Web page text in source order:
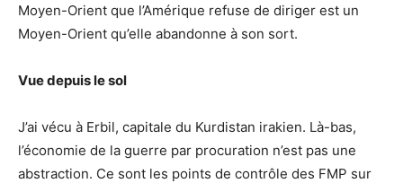
Moyen-Orient que l’Amérique refuse de diriger est un
Moyen-Orient qu’elle abandonne à son sort.
Vue depuis le sol
J’ai vécu à Erbil, capitale du Kurdistan irakien. Là-bas,
l’économie de la guerre par procuration n’est pas une
abstraction. Ce sont les points de contrôle des FMP sur